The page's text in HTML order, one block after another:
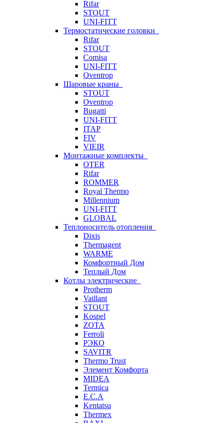
Rifar
STOUT
UNI-FITT
Термостатические головки
Rifar
STOUT
Comisa
UNI-FITT
Oventrop
Шаровые краны
STOUT
Oventrop
Bugatti
UNI-FITT
ITAP
FIV
VIEIR
Монтажные комплекты
OTER
Rifar
ROMMER
Royal Thermo
Millennium
UNI-FITT
GLOBAL
Теплоноситель отопления
Dixis
Thermagent
WARME
Комфортный Дом
Теплый Дом
Котлы электрические
Protherm
Vaillant
STOUT
Kospel
ZOTA
Ferroli
РЭКО
SAVITR
Thermo Trust
Элемент Комфорта
MIDEA
Termica
E.C.A
Kentatsu
Thermex